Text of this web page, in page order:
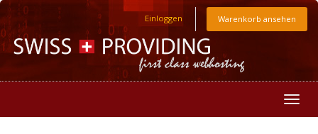
Einloggen Warenkorb ansehen